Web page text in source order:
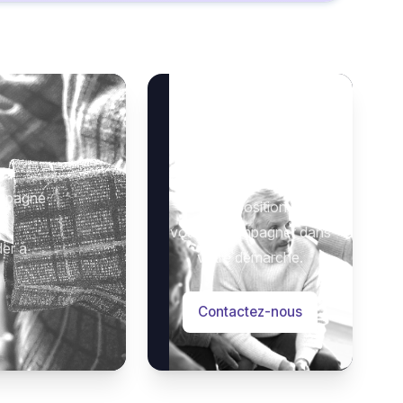
de
des dames »
à l’âge de 86 ans.
:
à
votre disposition pour
vous accompagner dans
votre démarche.
Contactez-nous